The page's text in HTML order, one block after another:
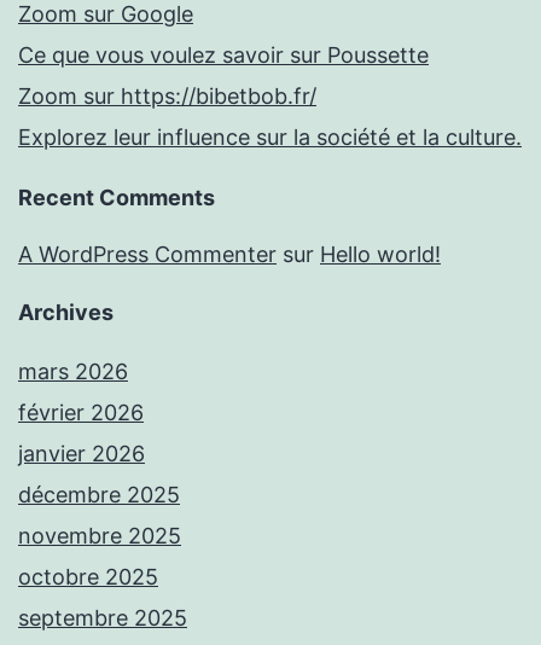
Zoom sur Google
Ce que vous voulez savoir sur Poussette
Zoom sur https://bibetbob.fr/
Explorez leur influence sur la société et la culture.
Recent Comments
A WordPress Commenter sur Hello world!
Archives
mars 2026
février 2026
janvier 2026
décembre 2025
novembre 2025
octobre 2025
septembre 2025